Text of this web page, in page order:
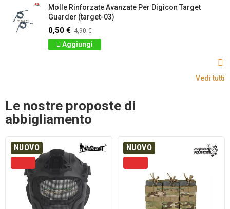
Molle Rinforzate Avanzate Per Digicon Target
Guarder (target-03)
0,50 € 4,90 €
Aggiungi
Vedi tutti
Le nostre proposte di
abbigliamento
NUOVO NUOVO